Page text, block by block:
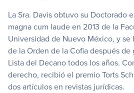
La Sra. Davis obtuvo su Doctorado
magna cum laude en 2013 de la
Universidad de Nuevo México, y
de la Orden de la Cofia después de
Lista del Decano todos los años.
derecho, recibió el premio Torts
dos artículos en revistas jurídicas.